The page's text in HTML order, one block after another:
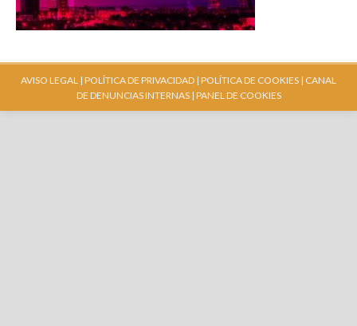
AVISO LEGAL | POLÍTICA DE PRIVACIDAD | POLÍTICA DE COOKIES | CANAL
DE DENUNCIAS INTERNAS| PANEL DE COOKIES